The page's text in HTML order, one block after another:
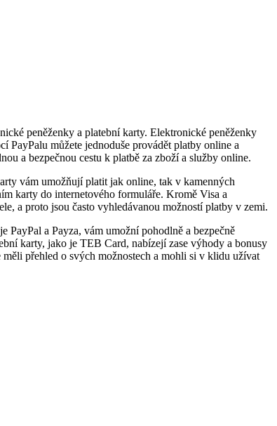
peněženky a platební karty. Elektronické peněženky
PayPalu můžete jednoduše provádět platby online a
a bezpečnou cestu k platbě za zboží a služby online.
vám umožňují platit jak online, tak v kamenných
karty do internetového formuláře. Kromě Visa a
a proto jsou často vyhledávanou možností platby v zemi.
PayPal a Payza, vám umožní pohodlně a bezpečně
karty, jako je TEB Card, nabízejí zase výhody a bonusy
přehled o svých možnostech a mohli si v klidu užívat